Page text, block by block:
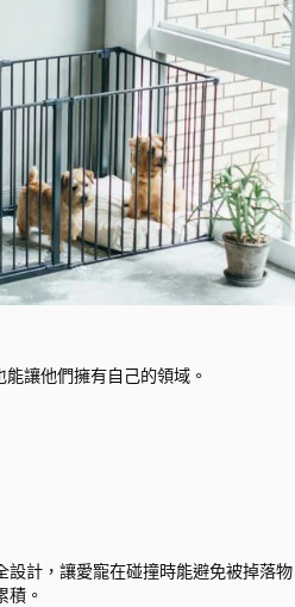
讓他們擁有自己的領域。
設計，讓愛寵在碰撞時能避免被掉落物
積。